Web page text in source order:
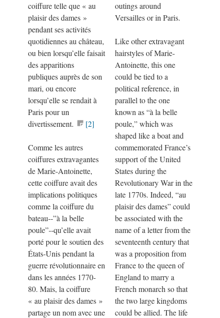
coiffure telle que « au
plaisir des dames »
pendant ses activités
quotidiennes au château,
ou bien lorsqu’elle faisait
des apparitions
publiques auprès de son
mari, ou encore
lorsqu’elle se rendait à
Paris pour un
divertissement.
[2]
Comme les autres
coiffures extravagantes
de Marie-Antoinette,
cette coiffure avait des
implications politiques
comme la coiffure du
bateau--”à la belle
poule”--qu’elle avait
porté pour le soutien des
États-Unis pendant la
guerre révolutionnaire en
dans les années 1770-
80. Mais, la coiffure
« au plaisir des dames »
partage un nom avec une
outings around
Versailles or in Paris.
Like other extravagant
hairstyles of Marie-
Antoinette, this one
could be tied to a
political reference, in
parallel to the one
known as “à la belle
poule,” which was
shaped like a boat and
commemorated France’s
support of the United
States during the
Revolutionary War in the
late 1770s. Indeed, “au
plaisir des dames” could
be associated with the
name of a letter from the
seventeenth century that
was a proposition from
France to the queen of
England to marry a
French monarch so that
the two large kingdoms
could be allied. The life